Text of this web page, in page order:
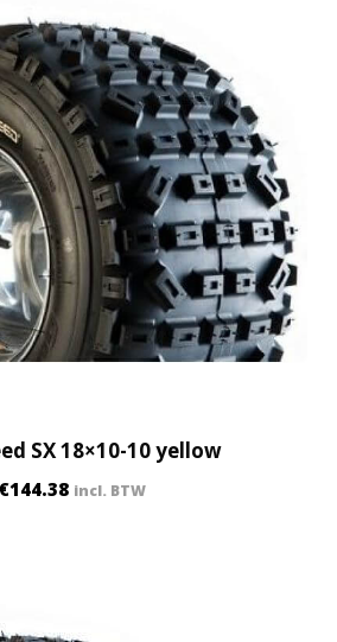
SX 18×10-10 yellow
€144.38 incl. BTW